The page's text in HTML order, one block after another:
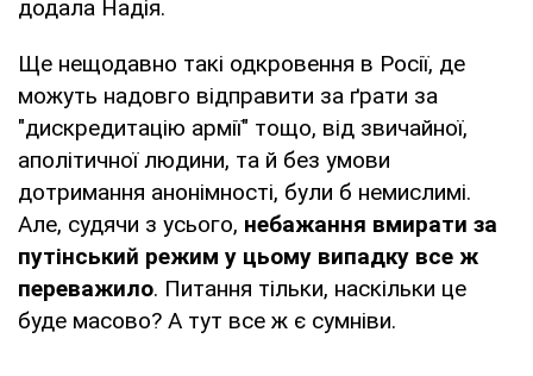
додала Надія.
Ще нещодавно такі одкровення в Росії, де
можуть надовго відправити за ґрати за
"дискредитацію армії" тощо, від звичайної,
аполітичної людини, та й без умови
дотримання анонімності, були б немислимі.
Але, судячи з усього, небажання вмирати за
путінський режим у цьому випадку все ж
переважило. Питання тільки, наскільки це
буде масово? А тут все ж є сумніви.